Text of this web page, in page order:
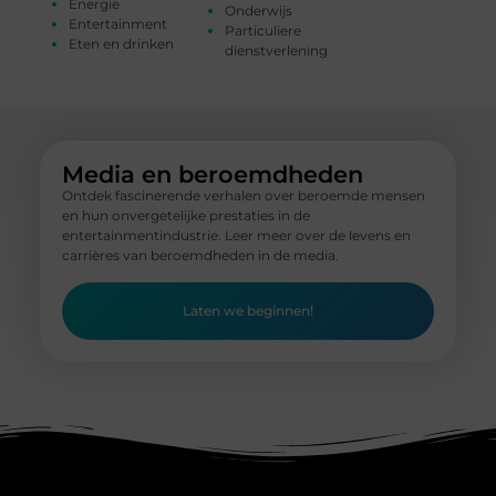
Energie
Entertainment
Eten en drinken
Onderwijs
Particuliere
dienstverlening
Media en beroemdheden
Ontdek fascinerende verhalen over beroemde mensen
en hun onvergetelijke prestaties in de
entertainmentindustrie. Leer meer over de levens en
carrières van beroemdheden in de media.
Laten we beginnen!